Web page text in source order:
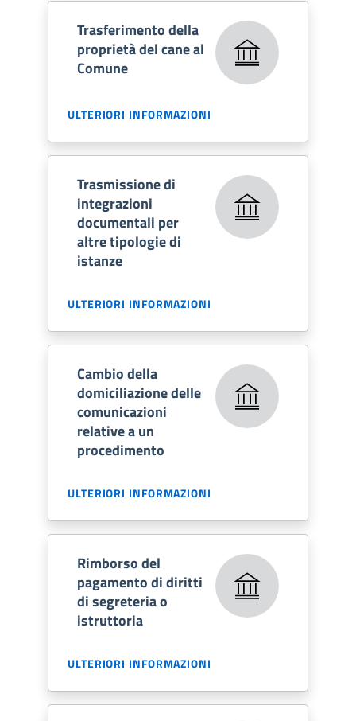
Trasferimento della
proprietà del cane al
Comune
ULTERIORI INFORMAZIONI
Trasmissione di
integrazioni
documentali per
altre tipologie di
istanze
ULTERIORI INFORMAZIONI
Cambio della
domiciliazione delle
comunicazioni
relative a un
procedimento
ULTERIORI INFORMAZIONI
Rimborso del
pagamento di diritti
di segreteria o
istruttoria
ULTERIORI INFORMAZIONI